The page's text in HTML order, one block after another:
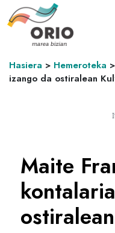
Hasiera > Hemeroteka >
izango da ostiralean
Maite